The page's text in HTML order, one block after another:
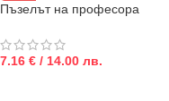
Пъзелът на професора
7.16 € / 14.00 лв.